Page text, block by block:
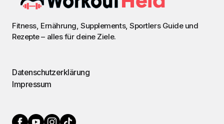
Fitness, Ernährung, Supplements, Sportlers Guide und
Rezepte – alles für deine Ziele.
Datenschutzerklärung
Impressum